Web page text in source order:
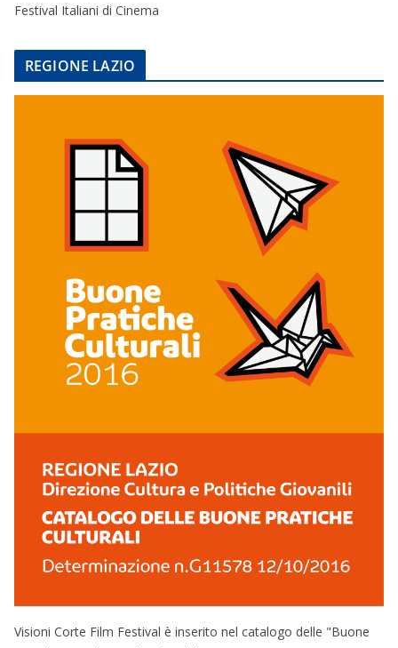
Festival Italiani di Cinema
REGIONE LAZIO
Visioni Corte Film Festival è inserito nel catalogo delle "Buone